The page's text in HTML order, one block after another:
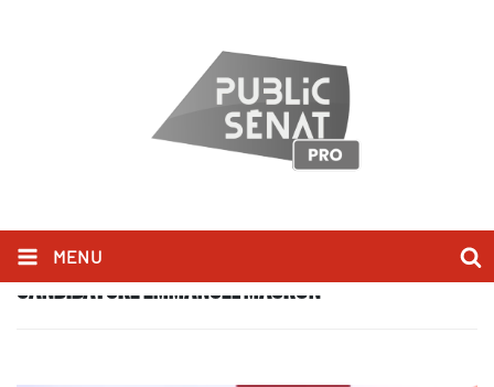
MENU
CANDIDATURE EMMANUEL MACRON